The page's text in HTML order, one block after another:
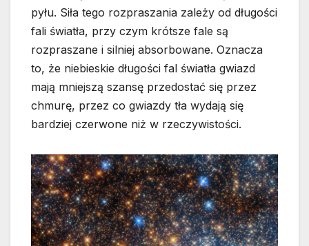
pyłu. Siła tego rozpraszania zależy od długości
fali światła, przy czym krótsze fale są
rozpraszane i silniej absorbowane. Oznacza
to, że niebieskie długości fal światła gwiazd
mają mniejszą szansę przedostać się przez
chmurę, przez co gwiazdy tła wydają się
bardziej czerwone niż w rzeczywistości.